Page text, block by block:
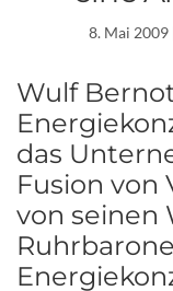
8. Mai 2009
Wulf
das
Fusion von
von seinen